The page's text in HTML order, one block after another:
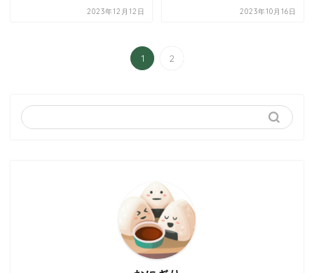
2023年12月12日 2023年10月16日
1 2